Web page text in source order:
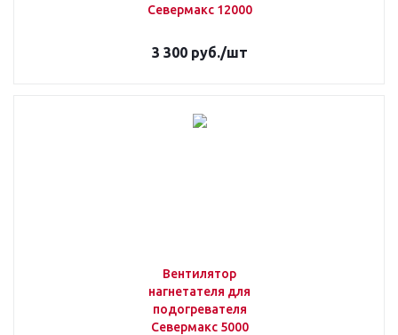
Севермакс 12000
3 300руб./шт
Вентилятор
нагнетателя для
подогревателя
Севермакс 5000